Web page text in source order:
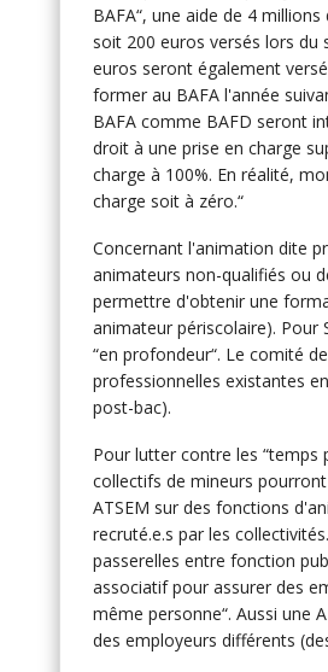
BAFA“, une aide de 4
soit 200 euros versés lors
euros seront également
former au BAFA l'année
BAFA comme BAFD seront
droit à une prise en charge
charge à 100%. En réalité,
charge soit à zéro.“
Concernant l'animation dite
animateurs non-qualifiés ou
permettre d'obtenir une
animateur périscolaire).
“en profondeur“. Le comité
professionnelles existantes
post-bac).
Pour lutter contre les “temps
collectifs de mineurs
ATSEM sur des fonctions
recruté.e.s par les
passerelles entre fonction
associatif pour assurer des
même personne“. Aussi une
des employeurs différents